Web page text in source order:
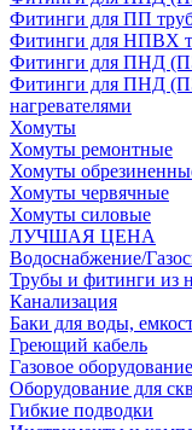
Фитинги для ПП
Фитинги для НПВХ
Фитинги для ПНД
Фитинги для ПНД
нагревателями
Хомуты
Хомуты ремонтные
Хомуты
Хомуты червячные
Хомуты силовые
ЛУЧШАЯ ЦЕНА
Водоснабжение/
Трубы и фитинги из
Канализация
Баки для воды,
Греющий кабель
Газовое оборудование
Оборудование для
Гибкие подводки